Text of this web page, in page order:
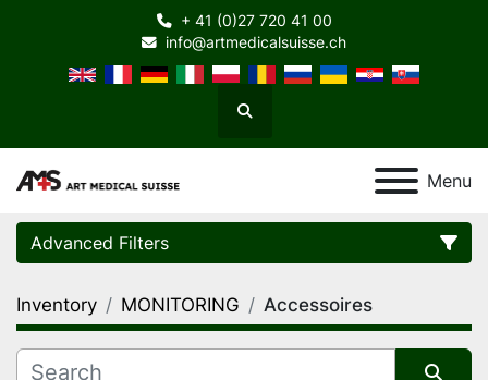
+ 41 (0)27 720 41 00
info@artmedicalsuisse.ch
Search
Menu
Advanced Filters
Category
Inventory MONITORING Accessoires